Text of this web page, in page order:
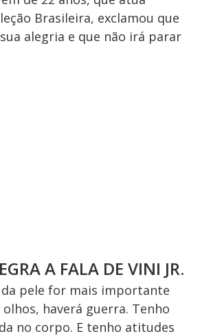
Brasileira, exclamou que
alegria e que não irá parar
A FALA DE VINI JR.
pele for mais importante
haverá guerra. Tenho
no corpo. E tenho atitudes